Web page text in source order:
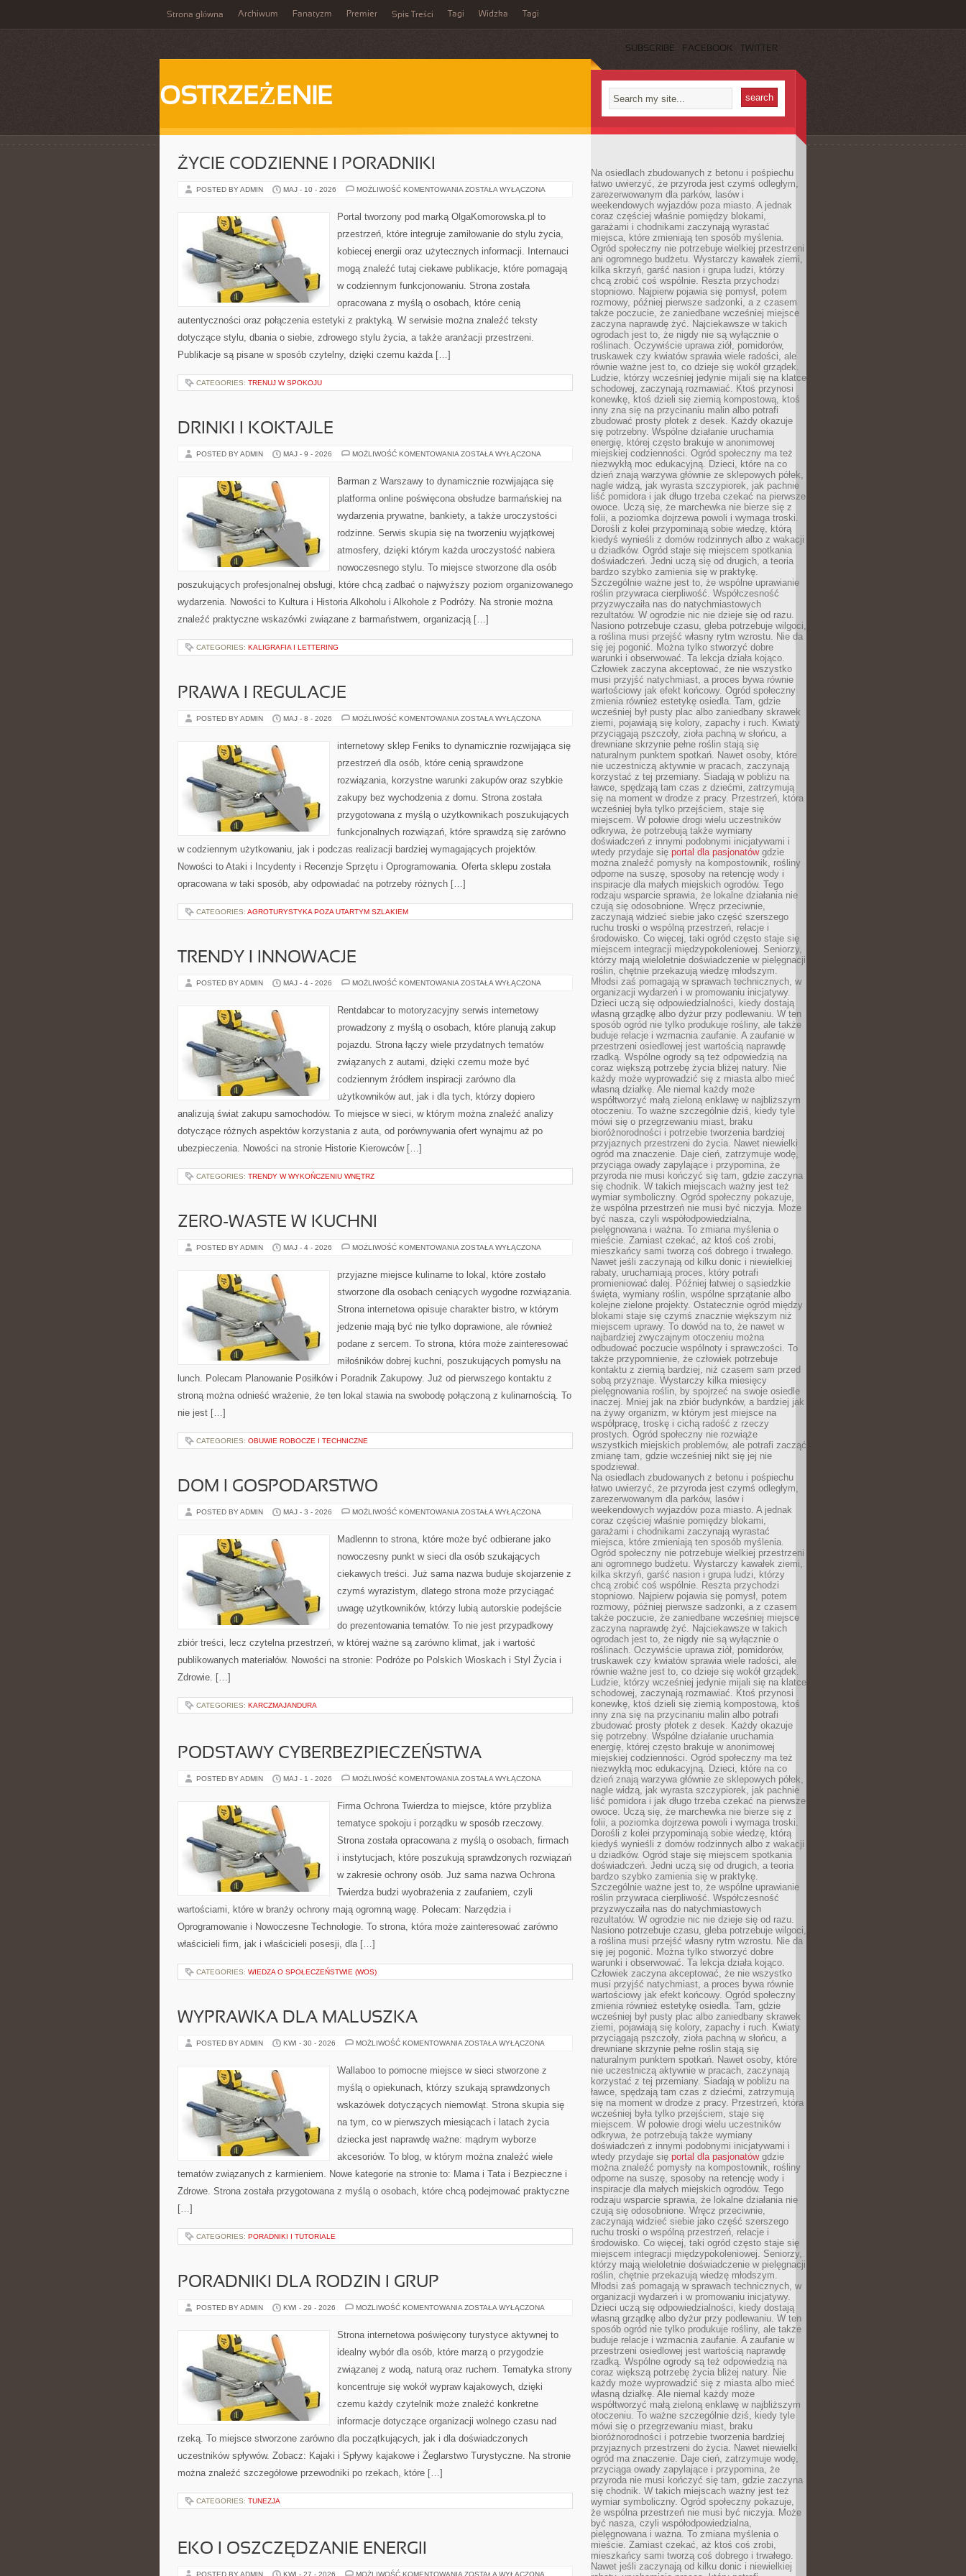
Strona główna Archiwum Fanatyzm Premier Spis Treści Tagi Widzka Tagi
SUBSCRIBE FACEBOOK TWITTER
OSTRZEŻENIE
ŻYCIE CODZIENNE I PORADNIKI
POSTED BY ADMIN MAJ - 10 - 2026 MOŻLIWOŚĆ KOMENTOWANIA ŻYCIE
PORADNIKI
ZOSTAŁA WYŁĄCZONA
Portal tworzony pod marką OlgaKomorowska.pl to
przestrzeń, które integruje zamiłowanie do stylu życia,
kobiecej energii oraz użytecznych informacji. Internauci
mogą znaleźć tutaj ciekawe publikacje, które pomagają
w codziennym funkcjonowaniu. Strona została
opracowana z myślą o osobach, które cenią
autentyczności oraz połączenia estetyki z praktyką. W serwisie można znaleźć teksty
dotyczące stylu, dbania o siebie, zdrowego stylu życia, a także aranżacji przestrzeni.
Publikacje są pisane w sposób czytelny, dzięki czemu każda […]
CATEGORIES: TRENUJ W SPOKOJU
DRINKI I KOKTAJLE
POSTED BY ADMIN MAJ - 9 - 2026 MOŻLIWOŚĆ KOMENTOWANIA DRINKI
ZOSTAŁA WYŁĄCZONA
Barman z Warszawy to dynamicznie rozwijająca się
platforma online poświęcona obsłudze barmańskiej na
wydarzenia prywatne, bankiety, a także uroczystości
rodzinne. Serwis skupia się na tworzeniu wyjątkowej
atmosfery, dzięki którym każda uroczystość nabiera
nowoczesnego stylu. To miejsce stworzone dla osób
poszukujących profesjonalnej obsługi, które chcą zadbać o najwyższy poziom organizowanego
wydarzenia. Nowości to Kultura i Historia Alkoholu i Alkohole z Podróży. Na stronie można
znaleźć praktyczne wskazówki związane z barmaństwem, organizacją […]
CATEGORIES: KALIGRAFIA I LETTERING
PRAWA I REGULACJE
POSTED BY ADMIN MAJ - 8 - 2026 MOŻLIWOŚĆ KOMENTOWANIA PRAWA
ZOSTAŁA WYŁĄCZONA
internetowy sklep Feniks to dynamicznie rozwijająca się
przestrzeń dla osób, które cenią sprawdzone
rozwiązania, korzystne warunki zakupów oraz szybkie
zakupy bez wychodzenia z domu. Strona została
przygotowana z myślą o użytkownikach poszukujących
funkcjonalnych rozwiązań, które sprawdzą się zarówno
w codziennym użytkowaniu, jak i podczas realizacji bardziej wymagających projektów.
Nowości to Ataki i Incydenty i Recenzje Sprzętu i Oprogramowania. Oferta sklepu została
opracowana w taki sposób, aby odpowiadać na potrzeby różnych […]
CATEGORIES: AGROTURYSTYKA POZA UTARTYM SZLAKIEM
TRENDY I INNOWACJE
POSTED BY ADMIN MAJ - 4 - 2026 MOŻLIWOŚĆ KOMENTOWANIA TRENDY
ZOSTAŁA WYŁĄCZONA
Rentdabcar to motoryzacyjny serwis internetowy
prowadzony z myślą o osobach, które planują zakup
pojazdu. Strona łączy wiele przydatnych tematów
związanych z autami, dzięki czemu może być
codziennym źródłem inspiracji zarówno dla
użytkowników aut, jak i dla tych, którzy dopiero
analizują świat zakupu samochodów. To miejsce w sieci, w którym można znaleźć analizy
dotyczące różnych aspektów korzystania z auta, od porównywania ofert wynajmu aż po
ubezpieczenia. Nowości na stronie Historie Kierowców […]
CATEGORIES: TRENDY W WYKOŃCZENIU WNĘTRZ
ZERO-WASTE W KUCHNI
POSTED BY ADMIN MAJ - 4 - 2026 MOŻLIWOŚĆ KOMENTOWANIA ZERO-
KUCHNI
ZOSTAŁA WYŁĄCZONA
przyjazne miejsce kulinarne to lokal, które zostało
stworzone dla osobach ceniących wygodne rozwiązania.
Strona internetowa opisuje charakter bistro, w którym
jedzenie mają być nie tylko doprawione, ale również
podane z sercem. To strona, która może zainteresować
miłośników dobrej kuchni, poszukujących pomysłu na
lunch. Polecam Planowanie Posiłków i Poradnik Zakupowy. Już od pierwszego kontaktu z
stroną można odnieść wrażenie, że ten lokal stawia na swobodę połączoną z kulinarnością. To
nie jest […]
CATEGORIES: OBUWIE ROBOCZE I TECHNICZNE
DOM I GOSPODARSTWO
POSTED BY ADMIN MAJ - 3 - 2026 MOŻLIWOŚĆ KOMENTOWANIA DOM
ZOSTAŁA WYŁĄCZONA
Madlennn to strona, które może być odbierane jako
nowoczesny punkt w sieci dla osób szukających
ciekawych treści. Już sama nazwa buduje skojarzenie z
czymś wyrazistym, dlatego strona może przyciągać
uwagę użytkowników, którzy lubią autorskie podejście
do prezentowania tematów. To nie jest przypadkowy
zbiór treści, lecz czytelna przestrzeń, w której ważne są zarówno klimat, jak i wartość
publikowanych materiałów. Nowości na stronie: Podróże po Polskich Wioskach i Styl Życia i
Zdrowie. […]
CATEGORIES: KARCZMAJANDURA
PODSTAWY CYBERBEZPIECZEŃSTWA
POSTED BY ADMIN MAJ - 1 - 2026 MOŻLIWOŚĆ KOMENTOWANIA PODSTAWY
ZOSTAŁA WYŁĄCZONA
Firma Ochrona Twierdza to miejsce, które przybliża
tematyce spokoju i porządku w sposób rzeczowy.
Strona została opracowana z myślą o osobach, firmach
i instytucjach, które poszukują sprawdzonych rozwiązań
w zakresie ochrony osób. Już sama nazwa Ochrona
Twierdza budzi wyobrażenia z zaufaniem, czyli
wartościami, które w branży ochrony mają ogromną wagę. Polecam: Narzędzia i
Oprogramowanie i Nowoczesne Technologie. To strona, która może zainteresować zarówno
właścicieli firm, jak i właścicieli posesji, dla […]
CATEGORIES: WIEDZA O SPOŁECZEŃSTWIE (WOS)
WYPRAWKA DLA MALUSZKA
POSTED BY ADMIN KWI - 30 - 2026 MOŻLIWOŚĆ KOMENTOWANIA WYPRAWKA
ZOSTAŁA WYŁĄCZONA
Wallaboo to pomocne miejsce w sieci stworzone z
myślą o opiekunach, którzy szukają sprawdzonych
wskazówek dotyczących niemowląt. Strona skupia się
na tym, co w pierwszych miesiącach i latach życia
dziecka jest naprawdę ważne: mądrym wyborze
akcesoriów. To blog, w którym można znaleźć wiele
tematów związanych z karmieniem. Nowe kategorie na stronie to: Mama i Tata i Bezpieczne i
Zdrowe. Strona została przygotowana z myślą o osobach, które chcą podejmować praktyczne
[…]
CATEGORIES: PORADNIKI I TUTORIALE
PORADNIKI DLA RODZIN I GRUP
POSTED BY ADMIN KWI - 29 - 2026 MOŻLIWOŚĆ KOMENTOWANIA PORADNIKI
GRUP
ZOSTAŁA WYŁĄCZONA
Strona internetowa poświęcony turystyce aktywnej to
idealny wybór dla osób, które marzą o przygodzie
związanej z wodą, naturą oraz ruchem. Tematyka strony
koncentruje się wokół wypraw kajakowych, dzięki
czemu każdy czytelnik może znaleźć konkretne
informacje dotyczące organizacji wolnego czasu nad
rzeką. To miejsce stworzone zarówno dla początkujących, jak i dla doświadczonych
uczestników spływów. Zobacz: Kajaki i Spływy kajakowe i Żeglarstwo Turystyczne. Na stronie
można znaleźć szczegółowe przewodniki po rzekach, które […]
CATEGORIES: TUNEZJA
EKO I OSZCZĘDZANIE ENERGII
POSTED BY ADMIN KWI - 27 - 2026 MOŻLIWOŚĆ KOMENTOWANIA EKO
ZOSTAŁA WYŁĄCZONA
Na osiedlach zbudowanych z betonu i pośpiechu
łatwo uwierzyć, że przyroda jest czymś odległym,
zarezerwowanym dla parków, lasów i
weekendowych wyjazdów poza miasto. A jednak
coraz częściej właśnie pomiędzy blokami,
garażami i chodnikami zaczynają wyrastać
miejsca, które zmieniają ten sposób myślenia.
Ogród społeczny nie potrzebuje wielkiej przestrzeni
ani ogromnego budżetu. Wystarczy kawałek ziemi,
kilka skrzyń, garść nasion i grupa ludzi, którzy
chcą zrobić coś wspólnie. Reszta przychodzi
stopniowo. Najpierw pojawia się pomysł, potem
rozmowy, później pierwsze sadzonki, a z czasem
także poczucie, że zaniedbane wcześniej miejsce
zaczyna naprawdę żyć. Najciekawsze w takich
ogrodach jest to, że nigdy nie są wyłącznie o
roślinach. Oczywiście uprawa ziół, pomidorów,
truskawek czy kwiatów sprawia wiele radości, ale
równie ważne jest to, co dzieje się wokół grządek.
Ludzie, którzy wcześniej jedynie mijali się na klatce
schodowej, zaczynają rozmawiać. Ktoś przynosi
konewkę, ktoś dzieli się ziemią kompostową, ktoś
inny zna się na przycinaniu malin albo potrafi
zbudować prosty płotek z desek. Każdy okazuje
się potrzebny. Wspólne działanie uruchamia
energię, której często brakuje w anonimowej
miejskiej codzienności. Ogród społeczny ma też
niezwykłą moc edukacyjną. Dzieci, które na co
dzień znają warzywa głównie ze sklepowych półek,
nagle widzą, jak wyrasta szczypiorek, jak pachnie
liść pomidora i jak długo trzeba czekać na pierwsze
owoce. Uczą się, że marchewka nie bierze się z
folii, a poziomka dojrzewa powoli i wymaga troski.
Dorośli z kolei przypominają sobie wiedzę, którą
kiedyś wynieśli z domów rodzinnych albo z wakacji
u dziadków. Ogród staje się miejscem spotkania
doświadczeń. Jedni uczą się od drugich, a teoria
bardzo szybko zamienia się w praktykę.
Szczególnie ważne jest to, że wspólne uprawianie
roślin przywraca cierpliwość. Współczesność
przyzwyczaiła nas do natychmiastowych
rezultatów. W ogrodzie nic nie dzieje się od razu.
Nasiono potrzebuje czasu, gleba potrzebuje wilgoci,
a roślina musi przejść własny rytm wzrostu. Nie da
się jej pogonić. Można tylko stworzyć dobre
warunki i obserwować. Ta lekcja działa kojąco.
Człowiek zaczyna akceptować, że nie wszystko
musi przyjść natychmiast, a proces bywa równie
wartościowy jak efekt końcowy. Ogród społeczny
zmienia również estetykę osiedla. Tam, gdzie
wcześniej był pusty plac albo zaniedbany skrawek
ziemi, pojawiają się kolory, zapachy i ruch. Kwiaty
przyciągają pszczoły, zioła pachną w słońcu, a
drewniane skrzynie pełne roślin stają się
naturalnym punktem spotkań. Nawet osoby, które
nie uczestniczą aktywnie w pracach, zaczynają
korzystać z tej przemiany. Siadają w pobliżu na
ławce, spędzają tam czas z dziećmi, zatrzymują
się na moment w drodze z pracy. Przestrzeń, która
wcześniej była tylko przejściem, staje się
miejscem. W połowie drogi wielu uczestników
odkrywa, że potrzebują także wymiany
doświadczeń z innymi podobnymi inicjatywami i
wtedy przydaje się portal dla pasjonatówgdzie
można znaleźć pomysły na kompostownik, rośliny
odporne na suszę, sposoby na retencję wody i
inspiracje dla małych miejskich ogrodów. Tego
rodzaju wsparcie sprawia, że lokalne działania nie
czują się odosobnione. Wręcz przeciwnie,
zaczynają widzieć siebie jako część szerszego
ruchu troski o wspólną przestrzeń, relacje i
środowisko. Co więcej, taki ogród często staje się
miejscem integracji międzypokoleniowej. Seniorzy,
którzy mają wieloletnie doświadczenie w pielęgnacji
roślin, chętnie przekazują wiedzę młodszym.
Młodsi zaś pomagają w sprawach technicznych, w
organizacji wydarzeń i w promowaniu inicjatywy.
Dzieci uczą się odpowiedzialności, kiedy dostają
własną grządkę albo dyżur przy podlewaniu. W ten
sposób ogród nie tylko produkuje rośliny, ale także
buduje relacje i wzmacnia zaufanie. A zaufanie w
przestrzeni osiedlowej jest wartością naprawdę
rzadką. Wspólne ogrody są też odpowiedzią na
coraz większą potrzebę życia bliżej natury. Nie
każdy może wyprowadzić się z miasta albo mieć
własną działkę. Ale niemal każdy może
współtworzyć małą zieloną enklawę w najbliższym
otoczeniu. To ważne szczególnie dziś, kiedy tyle
mówi się o przegrzewaniu miast, braku
bioróżnorodności i potrzebie tworzenia bardziej
przyjaznych przestrzeni do życia. Nawet niewielki
ogród ma znaczenie. Daje cień, zatrzymuje wodę,
przyciąga owady zapylające i przypomina, że
przyroda nie musi kończyć się tam, gdzie zaczyna
się chodnik. W takich miejscach ważny jest też
wymiar symboliczny. Ogród społeczny pokazuje,
że wspólna przestrzeń nie musi być niczyja. Może
być nasza, czyli współodpowiedzialna,
pielęgnowana i ważna. To zmiana myślenia o
mieście. Zamiast czekać, aż ktoś coś zrobi,
mieszkańcy sami tworzą coś dobrego i trwałego.
Nawet jeśli zaczynają od kilku donic i niewielkiej
rabaty, uruchamiają proces, który potrafi
promieniować dalej. Później łatwiej o sąsiedzkie
święta, wymiany roślin, wspólne sprzątanie albo
kolejne zielone projekty. Ostatecznie ogród między
blokami staje się czymś znacznie większym niż
miejscem uprawy. To dowód na to, że nawet w
najbardziej zwyczajnym otoczeniu można
odbudować poczucie wspólnoty i sprawczości. To
także przypomnienie, że człowiek potrzebuje
kontaktu z ziemią bardziej, niż czasem sam przed
sobą przyznaje. Wystarczy kilka miesięcy
pielęgnowania roślin, by spojrzeć na swoje osiedle
inaczej. Mniej jak na zbiór budynków, a bardziej jak
na żywy organizm, w którym jest miejsce na
współpracę, troskę i cichą radość z rzeczy
prostych. Ogród społeczny nie rozwiąże
wszystkich miejskich problemów, ale potrafi zacząć
zmianę tam, gdzie wcześniej nikt się jej nie
spodziewał.
Na osiedlach zbudowanych z betonu i pośpiechu
łatwo uwierzyć, że przyroda jest czymś odległym,
zarezerwowanym dla parków, lasów i
weekendowych wyjazdów poza miasto. A jednak
coraz częściej właśnie pomiędzy blokami,
garażami i chodnikami zaczynają wyrastać
miejsca, które zmieniają ten sposób myślenia.
Ogród społeczny nie potrzebuje wielkiej przestrzeni
ani ogromnego budżetu. Wystarczy kawałek ziemi,
kilka skrzyń, garść nasion i grupa ludzi, którzy
chcą zrobić coś wspólnie. Reszta przychodzi
stopniowo. Najpierw pojawia się pomysł, potem
rozmowy, później pierwsze sadzonki, a z czasem
także poczucie, że zaniedbane wcześniej miejsce
zaczyna naprawdę żyć. Najciekawsze w takich
ogrodach jest to, że nigdy nie są wyłącznie o
roślinach. Oczywiście uprawa ziół, pomidorów,
truskawek czy kwiatów sprawia wiele radości, ale
równie ważne jest to, co dzieje się wokół grządek.
Ludzie, którzy wcześniej jedynie mijali się na klatce
schodowej, zaczynają rozmawiać. Ktoś przynosi
konewkę, ktoś dzieli się ziemią kompostową, ktoś
inny zna się na przycinaniu malin albo potrafi
zbudować prosty płotek z desek. Każdy okazuje
się potrzebny. Wspólne działanie uruchamia
energię, której często brakuje w anonimowej
miejskiej codzienności. Ogród społeczny ma też
niezwykłą moc edukacyjną. Dzieci, które na co
dzień znają warzywa głównie ze sklepowych półek,
nagle widzą, jak wyrasta szczypiorek, jak pachnie
liść pomidora i jak długo trzeba czekać na pierwsze
owoce. Uczą się, że marchewka nie bierze się z
folii, a poziomka dojrzewa powoli i wymaga troski.
Dorośli z kolei przypominają sobie wiedzę, którą
kiedyś wynieśli z domów rodzinnych albo z wakacji
u dziadków. Ogród staje się miejscem spotkania
doświadczeń. Jedni uczą się od drugich, a teoria
bardzo szybko zamienia się w praktykę.
Szczególnie ważne jest to, że wspólne uprawianie
roślin przywraca cierpliwość. Współczesność
przyzwyczaiła nas do natychmiastowych
rezultatów. W ogrodzie nic nie dzieje się od razu.
Nasiono potrzebuje czasu, gleba potrzebuje wilgoci,
a roślina musi przejść własny rytm wzrostu. Nie da
się jej pogonić. Można tylko stworzyć dobre
warunki i obserwować. Ta lekcja działa kojąco.
Człowiek zaczyna akceptować, że nie wszystko
musi przyjść natychmiast, a proces bywa równie
wartościowy jak efekt końcowy. Ogród społeczny
zmienia również estetykę osiedla. Tam, gdzie
wcześniej był pusty plac albo zaniedbany skrawek
ziemi, pojawiają się kolory, zapachy i ruch. Kwiaty
przyciągają pszczoły, zioła pachną w słońcu, a
drewniane skrzynie pełne roślin stają się
naturalnym punktem spotkań. Nawet osoby, które
nie uczestniczą aktywnie w pracach, zaczynają
korzystać z tej przemiany. Siadają w pobliżu na
ławce, spędzają tam czas z dziećmi, zatrzymują
się na moment w drodze z pracy. Przestrzeń, która
wcześniej była tylko przejściem, staje się
miejscem. W połowie drogi wielu uczestników
odkrywa, że potrzebują także wymiany
doświadczeń z innymi podobnymi inicjatywami i
wtedy przydaje się portal dla pasjonatówgdzie
można znaleźć pomysły na kompostownik, rośliny
odporne na suszę, sposoby na retencję wody i
inspiracje dla małych miejskich ogrodów. Tego
rodzaju wsparcie sprawia, że lokalne działania nie
czują się odosobnione. Wręcz przeciwnie,
zaczynają widzieć siebie jako część szerszego
ruchu troski o wspólną przestrzeń, relacje i
środowisko. Co więcej, taki ogród często staje się
miejscem integracji międzypokoleniowej. Seniorzy,
którzy mają wieloletnie doświadczenie w pielęgnacji
roślin, chętnie przekazują wiedzę młodszym.
Młodsi zaś pomagają w sprawach technicznych, w
organizacji wydarzeń i w promowaniu inicjatywy.
Dzieci uczą się odpowiedzialności, kiedy dostają
własną grządkę albo dyżur przy podlewaniu. W ten
sposób ogród nie tylko produkuje rośliny, ale także
buduje relacje i wzmacnia zaufanie. A zaufanie w
przestrzeni osiedlowej jest wartością naprawdę
rzadką. Wspólne ogrody są też odpowiedzią na
coraz większą potrzebę życia bliżej natury. Nie
każdy może wyprowadzić się z miasta albo mieć
własną działkę. Ale niemal każdy może
współtworzyć małą zieloną enklawę w najbliższym
otoczeniu. To ważne szczególnie dziś, kiedy tyle
mówi się o przegrzewaniu miast, braku
bioróżnorodności i potrzebie tworzenia bardziej
przyjaznych przestrzeni do życia. Nawet niewielki
ogród ma znaczenie. Daje cień, zatrzymuje wodę,
przyciąga owady zapylające i przypomina, że
przyroda nie musi kończyć się tam, gdzie zaczyna
się chodnik. W takich miejscach ważny jest też
wymiar symboliczny. Ogród społeczny pokazuje,
że wspólna przestrzeń nie musi być niczyja. Może
być nasza, czyli współodpowiedzialna,
pielęgnowana i ważna. To zmiana myślenia o
mieście. Zamiast czekać, aż ktoś coś zrobi,
mieszkańcy sami tworzą coś dobrego i trwałego.
Nawet jeśli zaczynają od kilku donic i niewielkiej